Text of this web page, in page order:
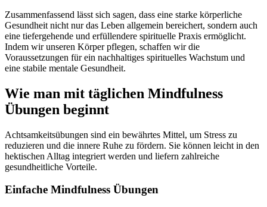
Zusammenfassend lässt sich sagen, dass eine starke körperliche
Gesundheit nicht nur das Leben allgemein bereichert, sondern auch
eine tiefergehende und erfüllendere spirituelle Praxis ermöglicht.
Indem wir unseren Körper pflegen, schaffen wir die
Voraussetzungen für ein nachhaltiges spirituelles Wachstum und
eine stabile mentale Gesundheit.
Wie man mit täglichen Mindfulness
Übungen beginnt
Achtsamkeitsübungen sind ein bewährtes Mittel, um Stress zu
reduzieren und die innere Ruhe zu fördern. Sie können leicht in den
hektischen Alltag integriert werden und liefern zahlreiche
gesundheitliche Vorteile.
Einfache Mindfulness Übungen